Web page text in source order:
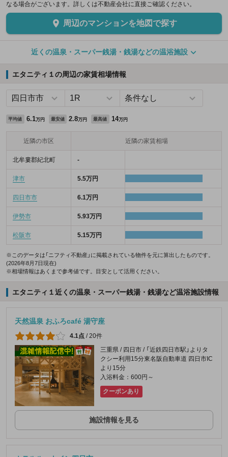
なる場合がございます。詳しくは不動産会社に直接ご確認ください。
周辺のマンションを地図で探す
近くの温泉・スーパー銭湯・銭湯などの温浴施設
エタニティ１の周辺の家賃相場情報
平均値 6.1万円 最安値 2.8万円 最高値 14万円
近隣の市区 近隣の家賃相場
北牟婁郡紀北町 -
津市 5.5万円
四日市市 6.1万円
伊勢市 5.93万円
松阪市 5.15万円
※このデータは「ニフティ不動産」に掲載されている物件を元に算出したものです。
(2026年8月7日現在)
※相場情報はあくまで参考値です。目安として活用ください。
エタニティ１近くの温泉・スーパー銭湯・銭湯など温浴施設情報
天然温泉 おふろcafé 湯守座
4.1点 /20件
三重県 / 四日市 / 「近鉄四日市駅」よりタ
クシー利用15分東名阪自動車道 四日市IC
より15分
入浴料金：600円～
クーポンあり
施設情報を見る